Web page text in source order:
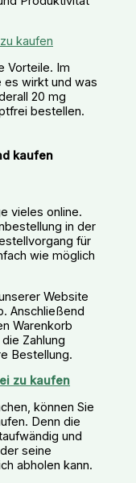
kaufen
Vorteile. Im
es wirkt und was
20 mg
bestellen.
kaufen
vieles online.
in der
für
wie möglich
Website
Anschließend
Warenkorb
Zahlung
Bestellung.
zu kaufen
können Sie
Denn die
und
seine
abholen kann.